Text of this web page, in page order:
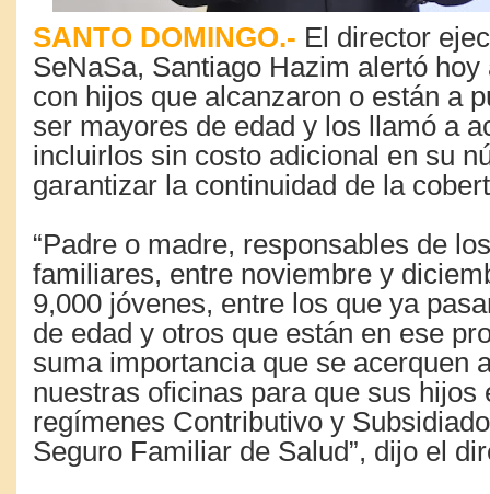
SANTO DOMINGO.- El director
SeNaSa, Santiago Hazim alertó
con hijos que alcanzaron o están a
ser mayores de edad y los llamó a
incluirlos sin costo adicional en su
garantizar la continuidad de la
“Padre o madre, responsables de
familiares, entre noviembre y
9,000 jóvenes, entre los que ya
de edad y otros que están en ese
suma importancia que se acerquen
nuestras oficinas para que sus hijos
regímenes Contributivo y
Seguro Familiar de Salud”, dijo el